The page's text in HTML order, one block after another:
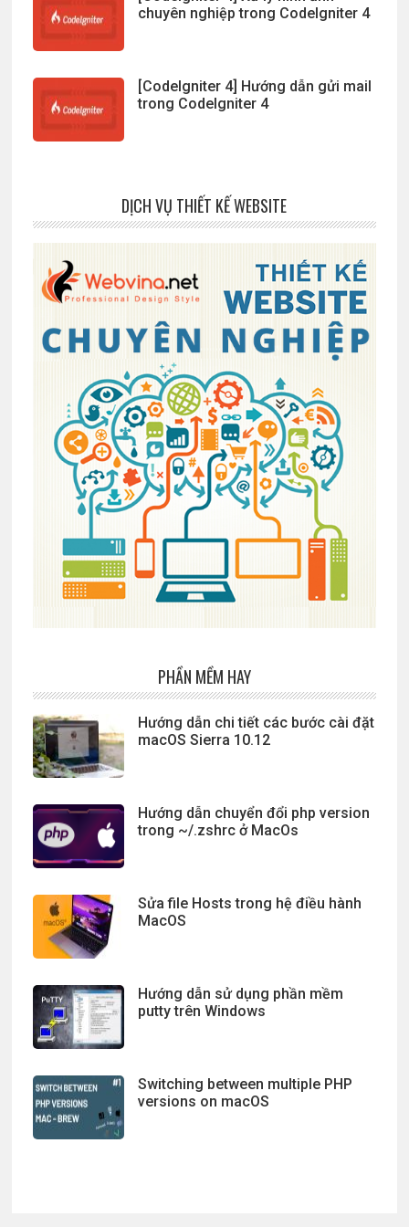
chuyên nghiệp trong CodeIgniter 4
[CodeIgniter 4] Hướng dẫn gửi mail
trong CodeIgniter 4
DỊCH VỤ THIẾT KẾ WEBSITE
PHẦN MỀM HAY
Hướng dẫn chi tiết các bước cài đặt
macOS Sierra 10.12
Hướng dẫn chuyển đổi php version
trong ~/.zshrc ở MacOs
Sửa file Hosts trong hệ điều hành
MacOS
Hướng dẫn sử dụng phần mềm
putty trên Windows
Switching between multiple PHP
versions on macOS